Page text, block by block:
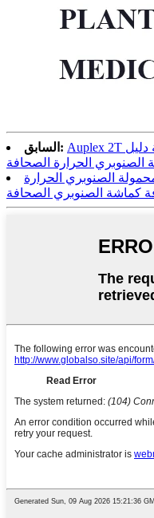
السابق: Auplex 2T النفط استخراج الصنوبري الصحافة دليل
الصنوبري الحرارة الصحافة
الصنوبري الحرارة
كماشة الصنوبري الصحافة